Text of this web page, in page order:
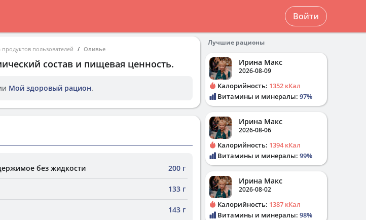
Войти
пользователей Оливье
состав и пищевая ценность.
Мой здоровый рацион.
без жидкости 200 г
133 г
143 г
Лучшие рационы
Ирина Макс
2026-08-09
Калорийность: 1352 кКал
Витамины и минералы: 97%
Ирина Макс
2026-08-06
Калорийность: 1394 кКал
Витамины и минералы: 99%
Ирина Макс
2026-08-02
Калорийность: 1387 кКал
Витамины и минералы: 98%